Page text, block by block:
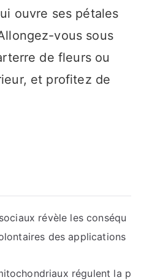
ouvre ses pétales
vous sous
de fleurs ou
et profitez de
révèle les conséqu
des applications
régulent la p